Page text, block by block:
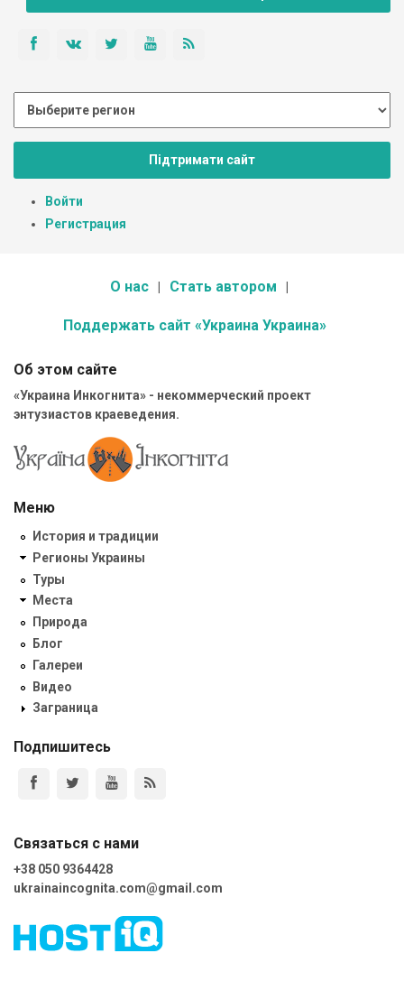
Підтримати сайт
Войти
Регистрация
О нас Стать автором
Поддержать сайт «Украина Украина»
Об этом сайте
«Украина Инкогнита» - некоммерческий проект
энтузиастов краеведения.
Меню
История и традиции
Регионы Украины
Туры
Места
Природа
Блог
Галереи
Видео
Заграница
Подпишитесь
Связаться с нами
+38 050 9364428
ukrainaincognita.com@gmail.com